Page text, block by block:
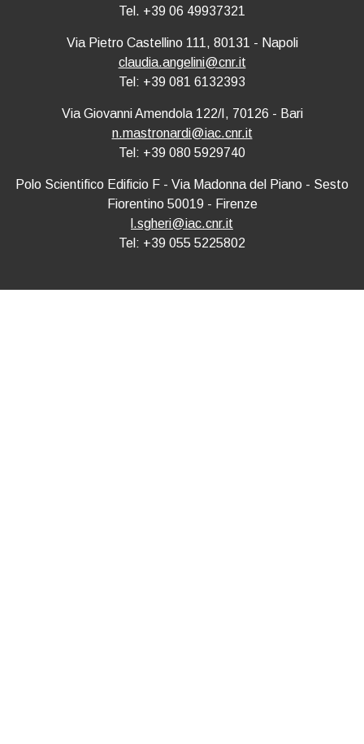
Tel. +39 06 49937321
Via Pietro Castellino 111, 80131 - Napoli
claudia.angelini@cnr.it
Tel: +39 081 6132393
Via Giovanni Amendola 122/I, 70126 - Bari
n.mastronardi@iac.cnr.it
Tel: +39 080 5929740
Polo Scientifico Edificio F - Via Madonna del Piano - Sesto
Fiorentino 50019 - Firenze
l.sgheri@iac.cnr.it
Tel: +39 055 5225802